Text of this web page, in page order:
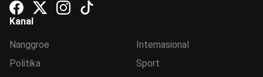
Kanal
Nanggroe
Politika
Internasional
Sport